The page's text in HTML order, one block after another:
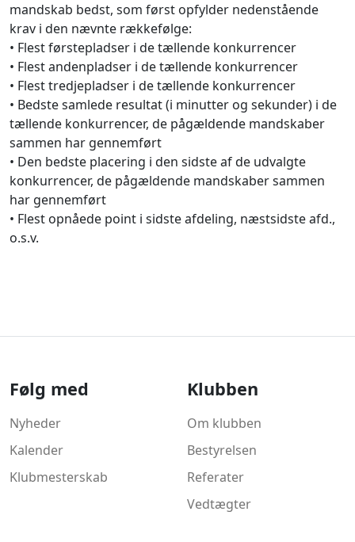
mandskab bedst, som først opfylder nedenstående
krav i den nævnte rækkefølge:
• Flest førstepladser i de tællende konkurrencer
• Flest andenpladser i de tællende konkurrencer
• Flest tredjepladser i de tællende konkurrencer
• Bedste samlede resultat (i minutter og sekunder) i de
tællende konkurrencer, de pågældende mandskaber
sammen har gennemført
• Den bedste placering i den sidste af de udvalgte
konkurrencer, de pågældende mandskaber sammen
har gennemført
• Flest opnåede point i sidste afdeling, næstsidste afd.,
o.s.v.
Følg med
Nyheder
Kalender
Klubmesterskab
Klubben
Om klubben
Bestyrelsen
Referater
Vedtægter